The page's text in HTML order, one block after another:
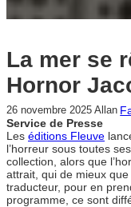
La mer se
Hornor
26 novembre 2025 Allan
Service de Presse
Les éditions Fleuve
l’horreur sous toutes
collection, alors que
attrait, qui de mieux
traducteur, pour en
programme, ce sont